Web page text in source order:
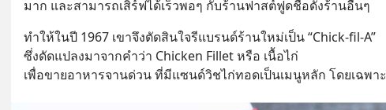
มาก และสามารถเสิร์ฟได้เร็วพอๆ กับร้านฟาสต์ฟูดชื่อดังร้านอื่นๆ
ทำให้ในปี 1967 เขาจึงตัดสินใจรีแบรนด์ร้านใหม่เป็น “Chick-fil-A”
ซึ่งดัดแปลงมาจากคำว่า Chicken Fillet หรือ เนื้อไก่
เพื่อขายอาหารจานด่วน ที่มีแซนด์วิชไก่ทอดเป็นเมนูหลัก โดยเฉพาะ